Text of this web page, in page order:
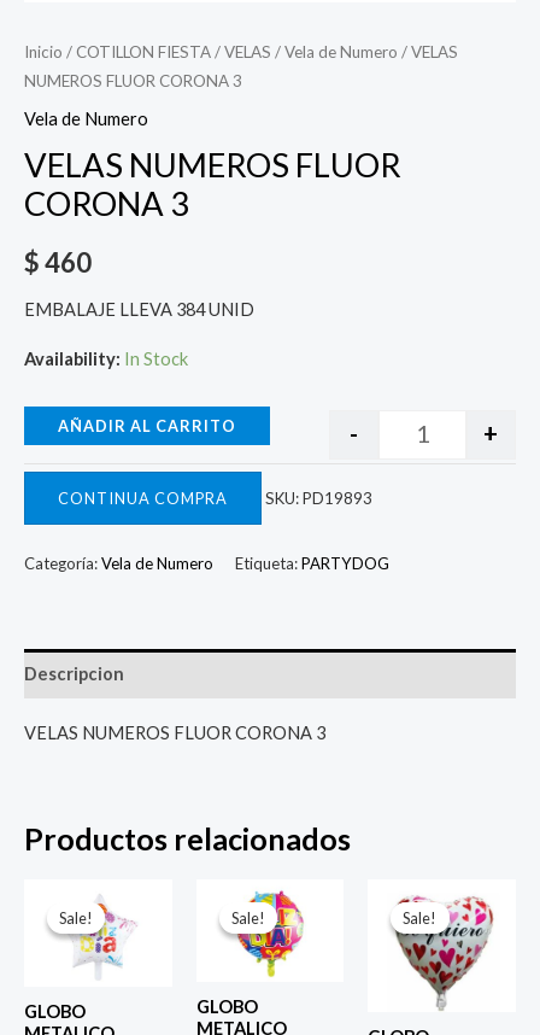
Inicio / COTILLON FIESTA/VELAS /Vela de Numero / VELAS
NUMEROS FLUOR CORONA 3
Vela de Numero
VELAS NUMEROS FLUOR
CORONA 3
$460
EMBALAJE LLEVA 384 UNID
Availability: In Stock
- +
AÑADIR AL CARRITO
CONTINUA COMPRA SKU:PD19893
Categoría:Vela de Numero Etiqueta:PARTYDOG
Descripcion
VELAS NUMEROS FLUOR CORONA 3
Productos relacionados
Sale!
Sale!
GLOBO
El
precio
original
era:
$ 4.000.
Sale!
Sale!
GLOBO
METALICO
El
precio
original
era:
Sale!
Sale!precio
original
era:
$ 4.000.